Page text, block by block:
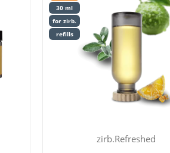
30 ml
for zirb.
refills
zirb.Refreshed